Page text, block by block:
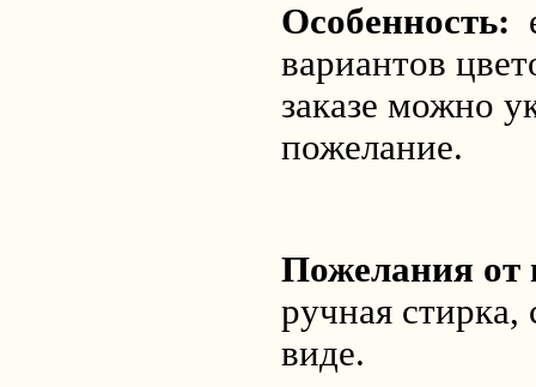
Особенность:
вариантов
заказе можно
пожелание.
Пожелания от
ручная
виде.